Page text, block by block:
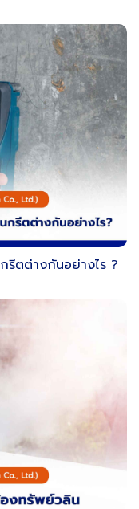
ตต่างกันอย่างไร ?